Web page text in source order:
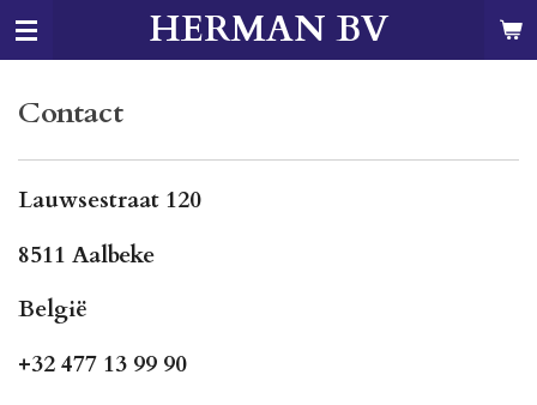
Ga
de
hoofdinhoud
HERMAN BV
Contact
Lauwsestraat 120
8511 Aalbeke
België
+32 477 13 99 90